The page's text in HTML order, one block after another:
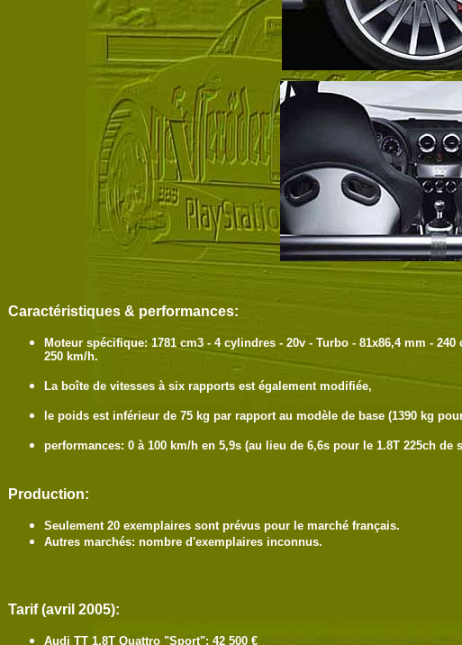
Caractéristiques & performances:
Moteur spécifique: 1781 cm3 - 4 cylindres - 20v - Turbo - 81x86,4 mm -
250 km/h.
La boîte de vitesses à six rapports est également modifiée,
le poids est inférieur de 75 kg par rapport au modèle de base (1390 kg
performances: 0 à 100 km/h en 5,9s (au lieu de 6,6s pour le 1.8T 225ch de
Production:
Seulement 20 exemplaires sont prévus pour le marché français.
Autres marchés: nombre d'exemplaires inconnus.
Tarif (avril 2005):
Audi TT 1.8T Quattro "Sport": 42 500 €